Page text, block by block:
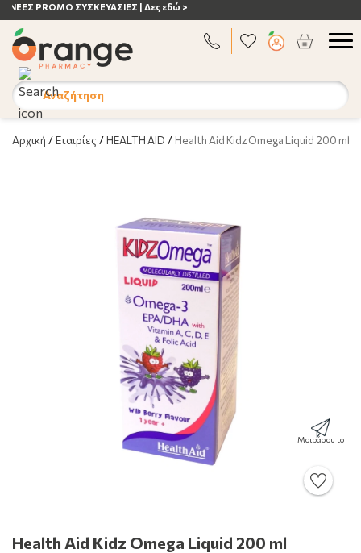
ΑΝΟΣΟΠΟΙΗΤΙΚΟ | Δες εδώ >
Αναζήτηση
Αρχική /Εταιρίες /HEALTH AID / Health Aid Kidz Omega Liquid 200 ml
Μοιράσου το
Health Aid Kidz Omega Liquid 200 ml